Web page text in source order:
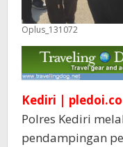
Oplus_131072
Kediri | pledoi.co
Polres Kediri
pendampingan